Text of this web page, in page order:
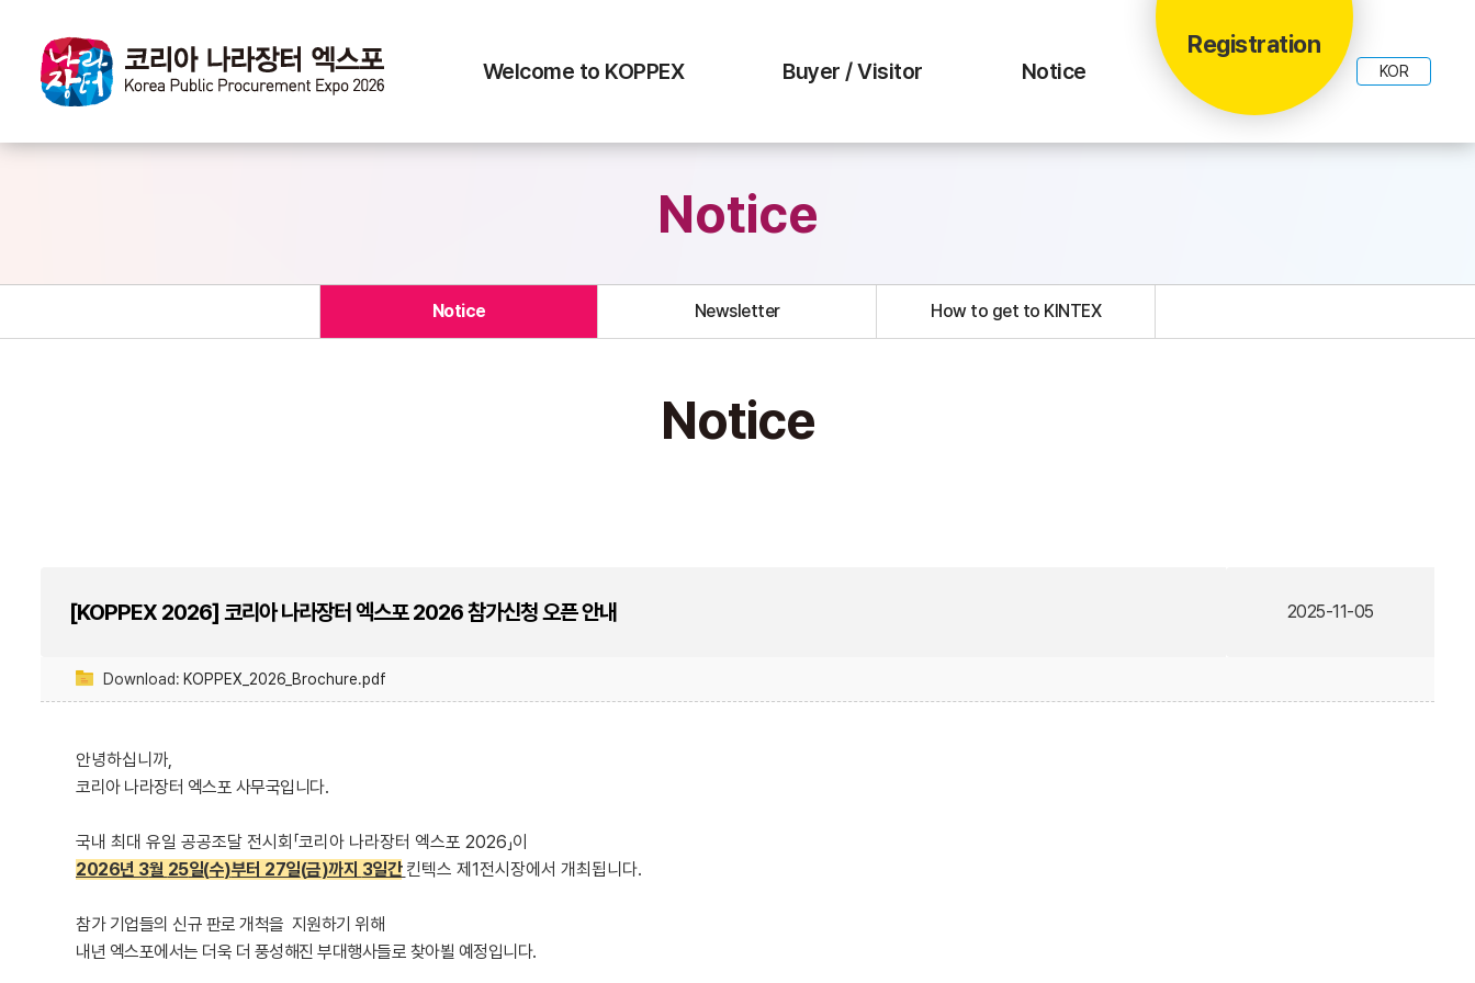
Welcome to KOPPEX Buyer / Visitor Notice
Registration
KOR
Notice
Notice Newsletter How to get to KINTEX
Notice
[KOPPEX 2026] 코리아 나라장터 엑스포 2026 참가신청 오픈 안내 2025-11-05
Download: KOPPEX_2026_Brochure.pdf
안녕하십니까,
코리아 나라장터 엑스포 사무국입니다.
국내 최대 유일 공공조달 전시회 「코리아 나라장터 엑스포 2026」이
2026년 3월 25일(수)부터 27일(금)까지 3일간 킨텍스 제 1전시장에서 개최됩니다.
참가 기업들의 신규 판로 개척을 지원하기 위해
내년 엑스포에서는 더욱 더 풍성해진 부대행사들로 찾아뵐 예정입니다.